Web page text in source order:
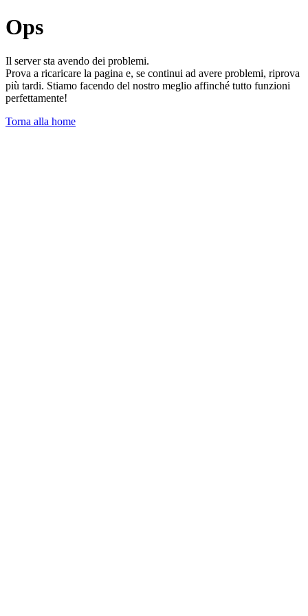
Ops
Il server sta avendo dei problemi.
Prova a ricaricare la pagina e, se continui ad avere problemi, riprova
più tardi. Stiamo facendo del nostro meglio affinché tutto funzioni
perfettamente!
Torna alla home